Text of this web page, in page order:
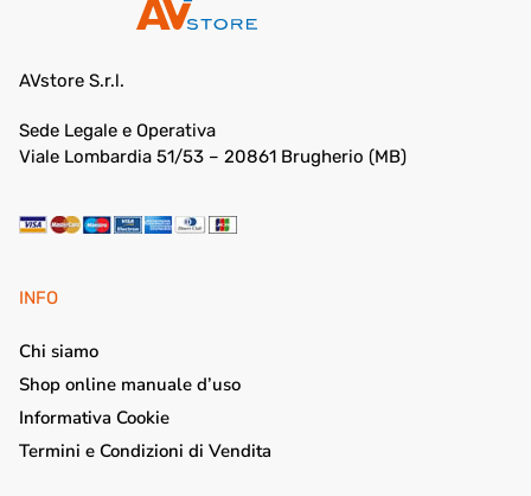
AVstore S.r.l.
Sede Legale e Operativa
Viale Lombardia 51/53 – 20861 Brugherio (MB)
INFO
Chi siamo
Shop online manuale d’uso
Informativa Cookie
Termini e Condizioni di Vendita